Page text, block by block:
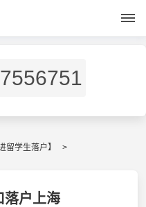
留学生落户】 >
落户上海